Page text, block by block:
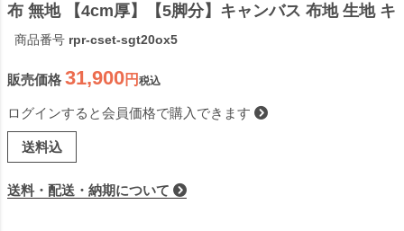
布 無地 【4cm厚】【5脚分】キャンバス 布地 生地 キ
ット いす DIY イス 座面 張り替え 日本製 国産 修理
椅子 張替え はりかえ 貼り替え
商品番号 rpr-cset-sgt20ox5
販売価格 31,900 税込
ログインすると会員価格で購入できます
送料込
送料・配送・納期について